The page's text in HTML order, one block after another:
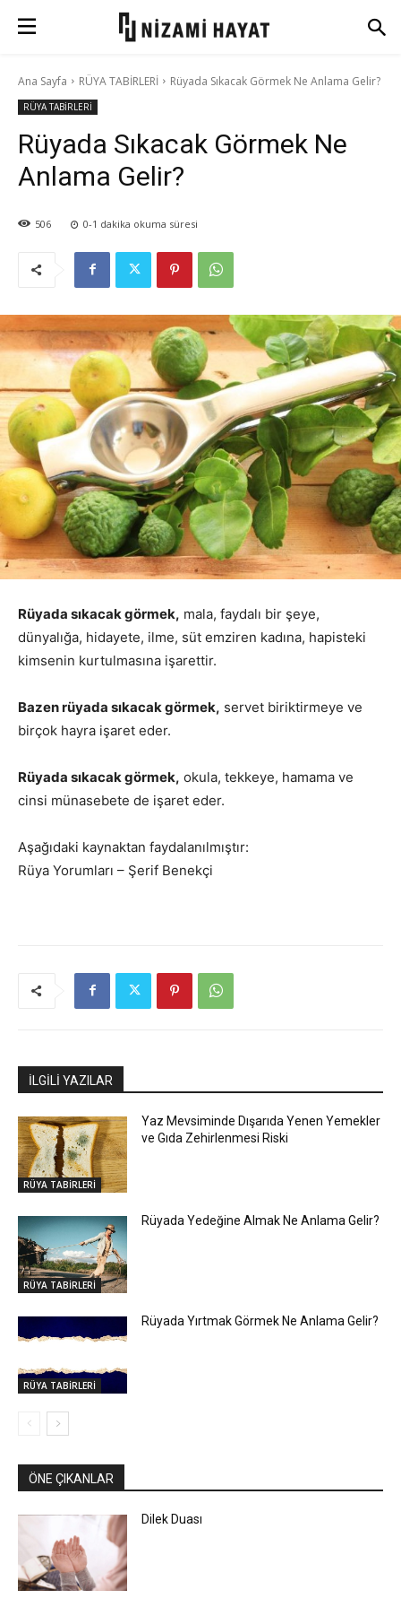
Ana Sayfa RÜYA TABİRLERİ Rüyada Sıkacak Görmek Ne Anlama Gelir?
RÜYA TABİRLERİ
Rüyada Sıkacak Görmek Ne
Anlama Gelir?
506 0-1 dakika okuma süresi
Rüyada sıkacak görmek, mala, faydalı bir şeye,
dünyalığa, hidayete, ilme, süt emziren kadına, hapisteki
kimsenin kurtulmasına işarettir.
Bazen rüyada sıkacak görmek, servet biriktirmeye ve
birçok hayra işaret eder.
Rüyada sıkacak görmek, okula, tekkeye, hamama ve
cinsi münasebete de işaret eder.
Aşağıdaki kaynaktan faydalanılmıştır:
Rüya Yorumları – Şerif Benekçi
İLGİLİ YAZILAR
RÜYA TABİRLERİ
Yaz Mevsiminde Dışarıda Yenen Yemekler
ve Gıda Zehirlenmesi Riski
RÜYA TABİRLERİ
Rüyada Yedeğine Almak Ne Anlama Gelir?
RÜYA TABİRLERİ
Rüyada Yırtmak Görmek Ne Anlama Gelir?
ÖNE ÇIKANLAR
Dilek Duası